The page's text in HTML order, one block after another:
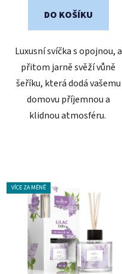
DO KOŠÍKU
Luxusní svíčka s opojnou, a
přitom jarně svěží vůně
šeříku, která dodá vašemu
domovu příjemnou a
klidnou atmosféru.
VÍCE ZA MÉNĚ